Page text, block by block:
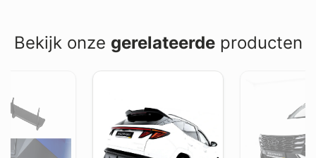
Bekijk onze gerelateerdeproducten